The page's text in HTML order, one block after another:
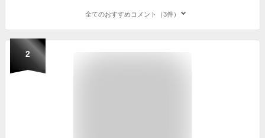
全てのおすすめコメント（3件）
2